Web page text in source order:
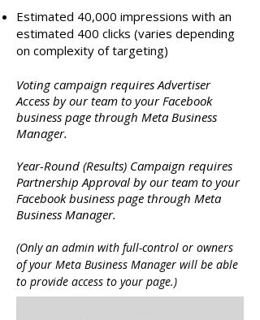
Estimated 40,000 impressions with an
estimated 400 clicks (varies depending
on complexity of targeting)
Voting campaign requires Advertiser
Access by our team to your Facebook
business page through Meta Business
Manager.
Year-Round (Results) Campaign requires
Partnership Approval by our team to your
Facebook business page through Meta
Business Manager.
(Only an admin with full-control or owners
of your Meta Business Manager will be able
to provide access to your page.)